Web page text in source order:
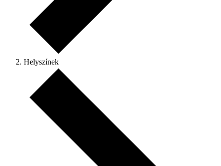
Helyszínek